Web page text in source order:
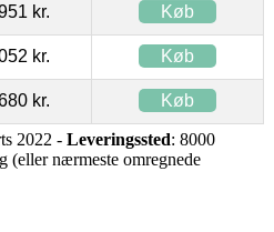
kr. Køb
kr. Køb
kr. Køb
2022 - Leveringssted: 8000
(eller nærmeste omregnede